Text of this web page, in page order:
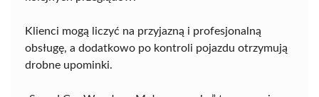
Klienci mogą liczyć na przyjazną i profesjonalną
obsługę, a dodatkowo po kontroli pojazdu otrzymują
drobne upominki.